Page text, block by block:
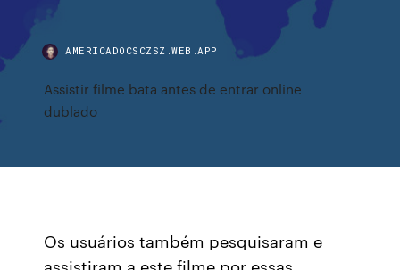
AMERICADOCSCZSZ.WEB.APP
Assistir filme bata antes de entrar online
dublado
Os usuários também pesquisaram e
assistiram a este filme por essas